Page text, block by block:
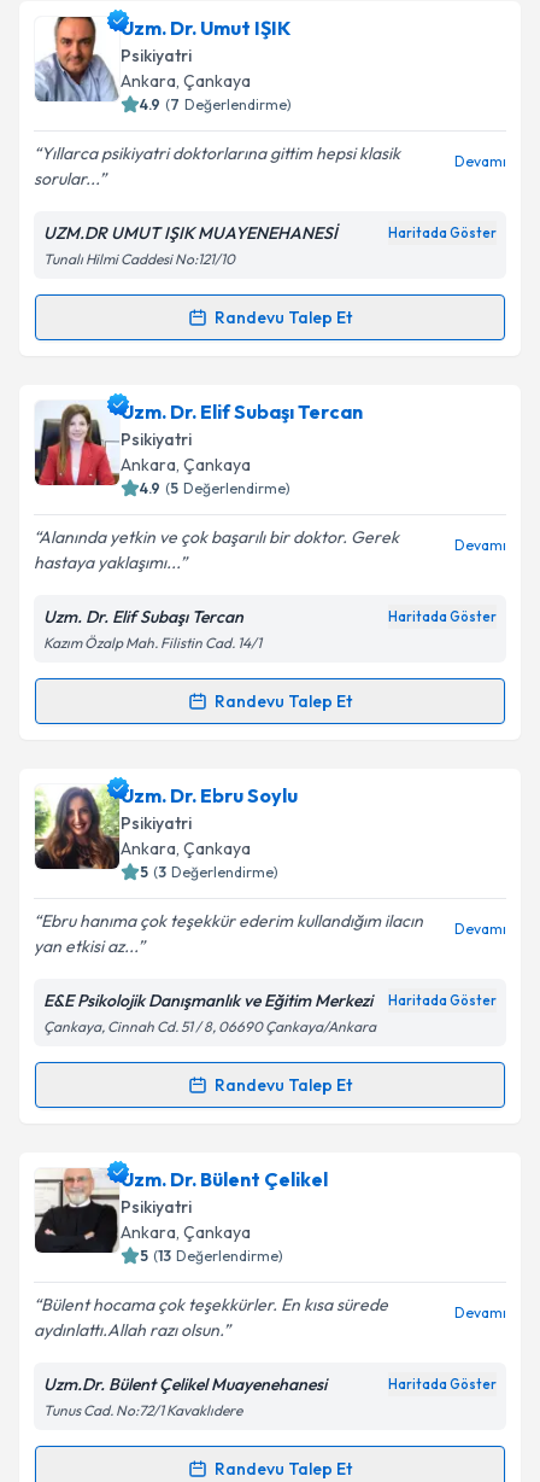
Prof. Dr. Atilla İlhaniçin randevu takvimi talebi
oluşturun. Size bu uzmandan randevu almanız için bir
takvim hazırlandığında e-posta ile bilgilendireceğiz.
Kişisel verilerimin işlenmesine ilişkin
Aydınlatma
Metni'ni okudum ve kişisel verilerimin belirtilen
kapsamda işlenmesini kabul ediyorum.
Uzm. Dr. Umut IŞIK
Psikiyatri
Ankara, Çankaya
4.9 (7 Değerlendirme)
Yıllarca psikiyatri doktorlarına gittim hepsi klasik
sorular...
Devamı
UZM.DR UMUT IŞIK MUAYENEHANESİ Haritada Göster
Tunalı Hilmi Caddesi No:121/10
Randevu Talep Et
Randevu Takvimi Talebi
Uzm. Dr. Umut IŞIKiçin randevu takvimi talebi
oluşturun. Size bu uzmandan randevu almanız için bir
takvim hazırlandığında e-posta ile bilgilendireceğiz.
Kişisel verilerimin işlenmesine ilişkin
Aydınlatma
Metni'ni okudum ve kişisel verilerimin belirtilen
kapsamda işlenmesini kabul ediyorum.
Uzm. Dr. Elif Subaşı Tercan
Psikiyatri
Ankara, Çankaya
4.9 (5 Değerlendirme)
Alanında yetkin ve çok başarılı bir doktor. Gerek
hastaya yaklaşımı...
Devamı
Uzm. Dr. Elif Subaşı Tercan Haritada Göster
Kazım Özalp Mah. Filistin Cad. 14/1
Randevu Talep Et
Randevu Takvimi Talebi
Uzm. Dr. Elif Subaşı Tercan
talebi oluşturun. Size bu uzmandan randevu almanız
için bir takvim hazırlandığında e-posta ile
bilgilendireceğiz.
E-posta Adresiniz
Kişisel verilerimin işlenmesine ilişkin
Metni'ni okudum ve kişisel verilerimin belirtilen
kapsamda işlenmesini kabul ediyorum.
Uzm. Dr. Ebru Soylu
Psikiyatri
Ankara, Çankaya
5 (3 Değerlendirme)
Ebru hanıma çok teşekkür ederim kullandığım ilacın
yan etkisi az...
Devamı
E&E Psikolojik Danışmanlık ve Eğitim Merkezi Haritada Göster
Çankaya, Cinnah Cd. 51 / 8, 06690 Çankaya/Ankara
Randevu Talep Et
Randevu Takvimi Talebi
Uzm. Dr. Ebru Soyluiçin randevu takvimi talebi
oluşturun. Size bu uzmandan randevu almanız için bir
takvim hazırlandığında e-posta ile bilgilendireceğiz.
Kişisel verilerimin işlenmesine ilişkin
Aydınlatma
Metni'ni okudum ve kişisel verilerimin belirtilen
kapsamda işlenmesini kabul ediyorum.
Uzm. Dr. Bülent Çelikel
Psikiyatri
Ankara, Çankaya
5 (13 Değerlendirme)
Bülent hocama çok teşekkürler. En kısa sürede
aydınlattı.Allah razı olsun.
Devamı
Uzm.Dr. Bülent Çelikel Muayenehanesi Haritada Göster
Tunus Cad. No:72/1 Kavaklıdere
Randevu Talep Et